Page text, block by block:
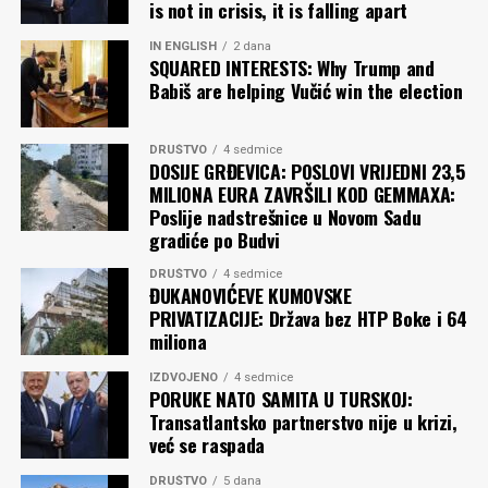
Pitanje je samo želimo li da pročitamo. Il’ da palimo.
Zoran RADULOVIĆ
Komentari
is not in crisis, it is falling apart
IN ENGLISH 2 dana
SQUARED INTERESTS: Why Trump and
Babiš are helping Vučić win the election
DRUŠTVO 4 sedmice
DOSIJE GRĐEVICA: POSLOVI VRIJEDNI 23,5
MILIONA EURA ZAVRŠILI KOD GEMMAXA:
Poslije nadstrešnice u Novom Sadu
gradiće po Budvi
DRUŠTVO 4 sedmice
ĐUKANOVIĆEVE KUMOVSKE
PRIVATIZACIJE: Država bez HTP Boke i 64
miliona
IZDVOJENO 4 sedmice
PORUKE NATO SAMITA U TURSKOJ:
Transatlantsko partnerstvo nije u krizi,
već se raspada
DRUŠTVO 5 dana